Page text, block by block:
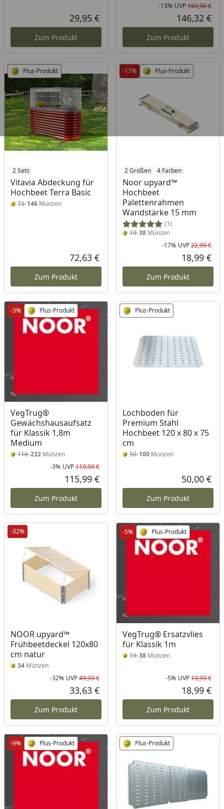
Aktueller Preis
29,95 €
Zum Produkt
-13% UVP169,90 €
146,32 €
Zum Produkt
Plus-Produkt
2 Sets
Vitavia Abdeckung für
Hochbeet Terra Basic
73146 Münzen
Aktueller Preis
72,63 €
Zum Produkt
-17% Plus-Produkt
2 Größen 4 Farben
Noor upyard™
Hochbeet
Palettenrahmen
Wandstärke 15 mm
(1)
1938Münzen
-17% UVP22,99 €
18,99 €
Zum Produkt
-3% Plus-Produkt
VegTrug®
Gewächshausaufsatz
für Klassik 1,8m
Medium
116232 Münzen
Rabatt in Prozent
-3%
Ursprünglicher Preis
UVP119,99 €
Aktueller Preis
115,99 €
Zum Produkt
Plus-Produkt
Lochboden für
Premium Stahl
Hochbeet 120 x 80 x 75
cm
50100Münzen
50,00 €
Zum Produkt
-32%
NOOR upyard™
Frühbeetdeckel 120x80
cm natur
34 Münzen
Rabatt in Prozent
-32%
Ursprünglicher Preis
UVP49,99 €
Aktueller Preis
33,63 €
Zum Produkt
-5% Plus-Produkt
VegTrug® Ersatzvlies
für Klassik 1m
1938Münzen
-5% UVP19,99 €
18,99 €
Zum Produkt
-9% Plus-Produkt Plus-Produkt